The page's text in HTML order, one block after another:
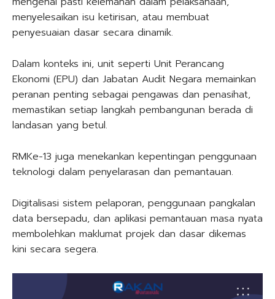
menyelesaikan isu ketirisan, atau membuat
penyesuaian dasar secara dinamik.
Dalam konteks ini, unit seperti Unit Perancang
Ekonomi (EPU) dan Jabatan Audit Negara memainkan
peranan penting sebagai pengawas dan penasihat,
memastikan setiap langkah pembangunan berada di
landasan yang betul.
RMKe-13 juga menekankan kepentingan penggunaan
teknologi dalam penyelarasan dan pemantauan.
Digitalisasi sistem pelaporan, penggunaan pangkalan
data bersepadu, dan aplikasi pemantauan masa nyata
membolehkan maklumat projek dan dasar dikemas
kini secara segera.